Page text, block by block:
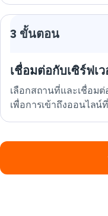
3 ขั้นตอน
เชื่อมต่อกับเซิร์ฟเ
เลือกสถานที่และเชื่อม
เพื่อการเข้าถึงออนไล